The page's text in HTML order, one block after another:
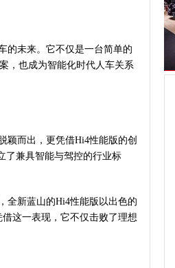
的未来。它不仅是一台简单的
，也成为智能化时代人车关系
颖而出，更凭借Hi4性能版的创
了兼具智能与驾控的行业标
新蓝山的Hi4性能版以出色的
这一表现，它不仅击败了理想